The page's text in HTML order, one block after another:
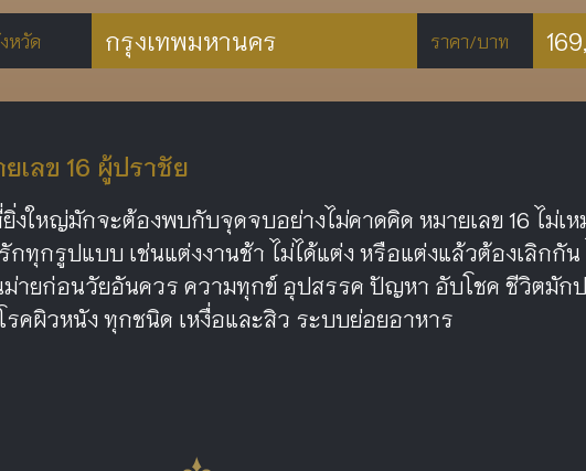
หวัด กรุงเทพมหานคร ราคา/บาท
เลข 16 ผู้ปราชัย
งใหญ่มักจะต้องพบกับจุดจบอย่างไม่คาดคิด หมายเลข 16 ไม่เ
กทุกรูปแบบ เช่นแต่งงานช้า ไม่ได้แต่ง หรือแต่งแล้วต้องเลิกกัน
ายก่อนวัยอันควร ความทุกข์ อุปสรรค ปัญหา อับโชค ชีวิตมัก
รคผิวหนัง ทุกชนิด เหงื่อและสิว ระบบย่อยอาหาร